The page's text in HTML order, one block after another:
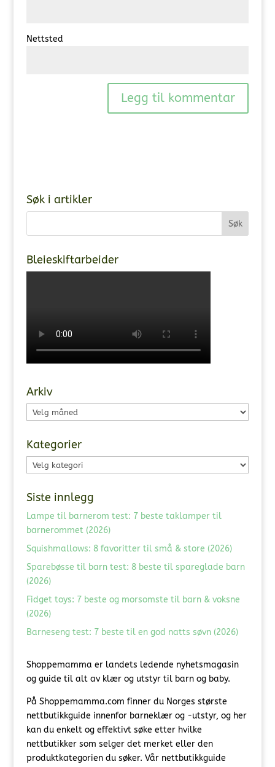
Nettsted
Søk i artikler
Bleieskiftarbeider
Arkiv
Arkiv
Kategorier
Kategorier
Siste innlegg
Lampe til barnerom test: 7 beste taklamper til
barnerommet (2026)
Squishmallows: 8 favoritter til små & store (2026)
Sparebøsse til barn test: 8 beste til spareglade barn
(2026)
Fidget toys: 7 beste og morsomste til barn & voksne
(2026)
Barneseng test: 7 beste til en god natts søvn (2026)
Shoppemamma er landets ledende nyhetsmagasin
og guide til alt av klær og utstyr til barn og baby.
På Shoppemamma.com finner du Norges største
nettbutikkguide innenfor barneklær og -utstyr, og her
kan du enkelt og effektivt søke etter hvilke
nettbutikker som selger det merket eller den
produktkategorien du søker. Vår nettbutikkguide